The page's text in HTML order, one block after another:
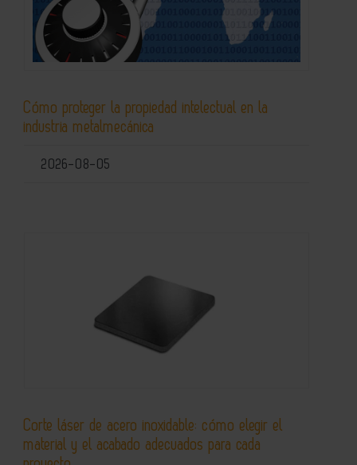
Cómo proteger la propiedad intelectual en la
industria metalmecánica
2026-08-05
Corte láser de acero inoxidable: cómo elegir el
material y el acabado adecuados para cada